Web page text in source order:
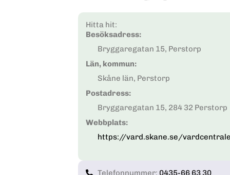
Hitta hit:
Besöksadress:
Bryggaregatan 15, Perstorp
Län, kommun:
Skåne län, Perstorp
Postadress:
Bryggaregatan 15, 284 32 Perstorp
Webbplats:
https://vard.skane.se/
Telefonnummer: 0435-66 63 30